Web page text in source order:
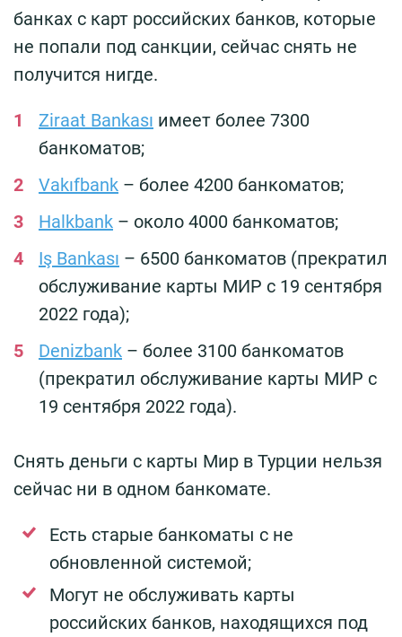
банках с карт российских банков, которые
не попали под санкции, сейчас снять не
получится нигде.
Ziraat Bankası имеет более 7300
банкоматов;
Vakıfbank – более 4200 банкоматов;
Halkbank – около 4000 банкоматов;
Iş Bankası – 6500 банкоматов (прекратил
обслуживание карты МИР с 19 сентября
2022 года);
Denizbank – более 3100 банкоматов
(прекратил обслуживание карты МИР с
19 сентября 2022 года).
Снять деньги с карты Мир в Турции нельзя
сейчас ни в одном банкомате.
Есть старые банкоматы с не
обновленной системой;
Могут не обслуживать карты
российских банков, находящихся под